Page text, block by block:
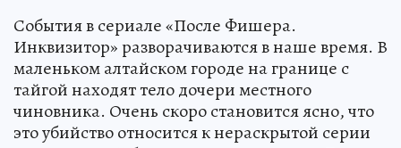
События в сериале «После Фишера.
Инквизитор» разворачиваются в наше время. В
маленьком алтайском городе на границе с
тайгой находят тело дочери местного
чиновника. Очень скоро становится ясно, что
это убийство относится к нераскрытой серии